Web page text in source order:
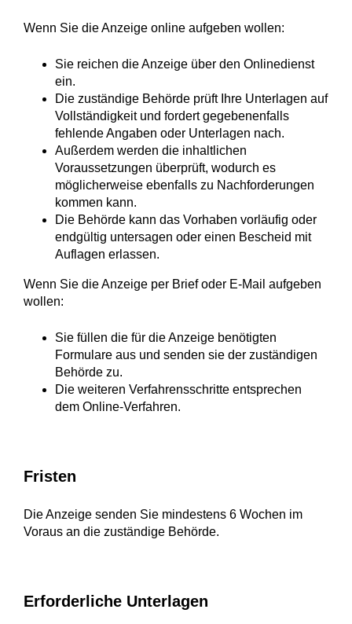
Wenn Sie die Anzeige online aufgeben wollen:
Sie reichen die Anzeige über den Onlinedienst
ein.
Die zuständige Behörde prüft Ihre Unterlagen auf
Vollständigkeit und fordert gegebenenfalls
fehlende Angaben oder Unterlagen nach.
Außerdem werden die inhaltlichen
Voraussetzungen überprüft, wodurch es
möglicherweise ebenfalls zu Nachforderungen
kommen kann.
Die Behörde kann das Vorhaben vorläufig oder
endgültig untersagen oder einen Bescheid mit
Auflagen erlassen.
Wenn Sie die Anzeige per Brief oder E-Mail aufgeben
wollen:
Sie füllen die für die Anzeige benötigten
Formulare aus und senden sie der zuständigen
Behörde zu.
Die weiteren Verfahrensschritte entsprechen
dem Online-Verfahren.
Fristen
Die Anzeige senden Sie mindestens 6 Wochen im
Voraus an die zuständige Behörde.
Erforderliche Unterlagen